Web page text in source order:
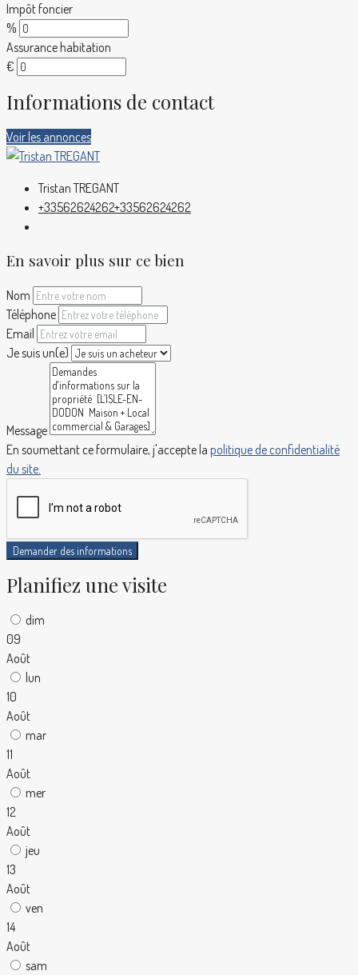
Impôt foncier
%
Assurance habitation
€
Informations de contact
Voir les annonces
Tristan TREGANT
+33562624262+33562624262
En savoir plus sur ce bien
Nom
Téléphone
Email
Je suis un(e)
Message
En soumettant ce formulaire, j'accepte la politique de confidentialité
du site.
Demander des informations
Planifiez une visite
dim
09
Août
lun
10
Août
mar
11
Août
mer
12
Août
jeu
13
Août
ven
14
Août
sam